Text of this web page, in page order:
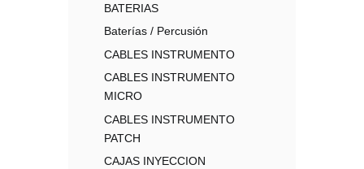
BATERIAS
Baterías / Percusión
CABLES INSTRUMENTO
CABLES INSTRUMENTO
MICRO
CABLES INSTRUMENTO
PATCH
CAJAS INYECCION